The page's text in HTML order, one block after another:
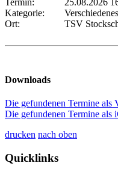
Termin:
25.08.2026
Kategorie:
Verschiedenes
Ort:
TSV
Downloads
Die gefundenen Termine als
Die gefundenen Termine als
drucken nach oben
Quicklinks